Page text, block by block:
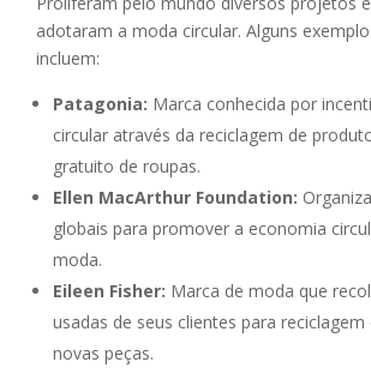
adotaram a moda circular. Alguns
incluem:
Patagonia: Marca conhecida por
circular através da reciclagem de
gratuito de roupas.
Ellen MacArthur Foundation:
globais para promover a economia
moda.
Eileen Fisher: Marca de moda que
usadas de seus clientes para
novas peças.